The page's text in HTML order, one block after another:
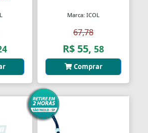
Marca: ICOL
67,78
R$ 55, 58
Comprar